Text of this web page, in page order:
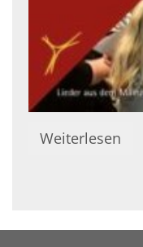
Weiterlesen